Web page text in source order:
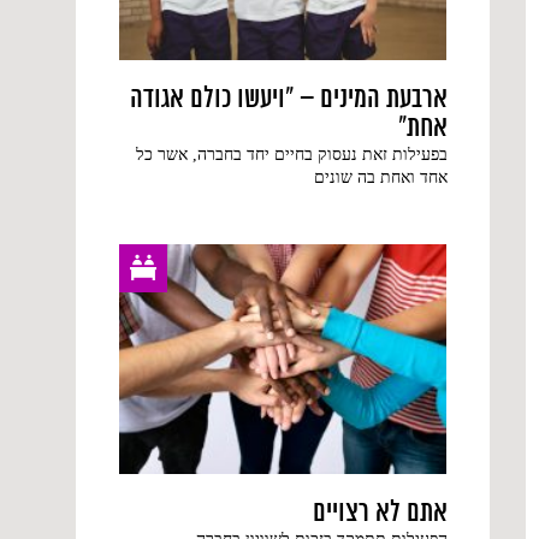
ארבעת המינים – "ויעשו כולם אגודה
אחת"
בפעילות זאת נעסוק בחיים יחד בחברה, אשר כל
אחד ואחת בה שונים
אתם לא רצויים